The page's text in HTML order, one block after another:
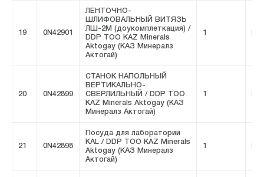
19 0N42901
ЛЕНТОЧНО-
ШЛИФОВАЛЬНЫЙ ВИТЯЗЬ
ЛШ-2М (доукомплеткация) /
DDP ТОО KAZ Minerals
Aktogay (КАЗ Минералз
Актогай)
1
20 0N42899
СТАНОК НАПОЛЬНЫЙ
ВЕРТИКАЛЬНО-
СВЕРЛИЛЬНЫЙ / DDP ТОО
KAZ Minerals Aktogay (КАЗ
Минералз Актогай)
1
21 0N42898
Посуда для лаборатории
KAL / DDP ТОО KAZ Minerals
Aktogay (КАЗ Минералз
Актогай)
1